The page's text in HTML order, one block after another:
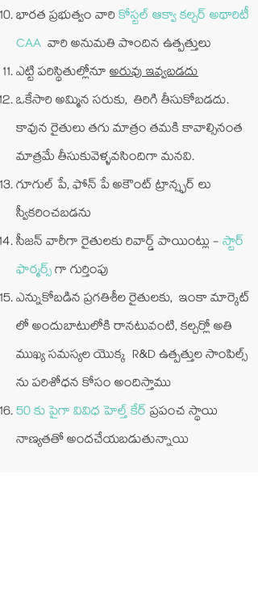
భారత ప్రభుత్వం వారికోస్టల్ ఆక్వా కల్చర్ అథారిటీ
CAA వారి అనుమతి పొందిన ఉత్పత్తులు
ఎట్టి పరిస్థితుల్లోనూఅరువు ఇవ్వబడదు
ఒకేసారి అమ్మిన సరుకు, తిరిగి తీసుకోబడదు.
కావున రైతులు తగు మాత్రం తమకి కావాల్సినంత
మాత్రమే తీసుకువెళ్ళవసిందిగా మనవి.
గూగుల్ పే, ఫోన్ పే అకౌంట్ ట్రాన్స్ఫర్ లు
స్వీకరించబడను
సీజన్ వారీగా రైతులకు రివార్డ్ పాయింట్లు -స్టార్
ఫార్మర్స్గా గుర్తింపు
ఎన్నుకోబడిన ప్రగతిశీల రైతులకు, ఇంకా మార్కెట్
లో అందుబాటులోకి రానటువంటి, కల్చర్లో అతి
ముఖ్య సమస్యల యొక్క R&D ఉత్పత్తుల సాంపిల్స్
ను పరిశోధన కోసం అందిస్తాము
50 కు పైగా వివిధ హెల్త్ కేర్ ప్రపంచ స్థాయి
నాణ్యతతో అందచేయబడుతున్నాయి